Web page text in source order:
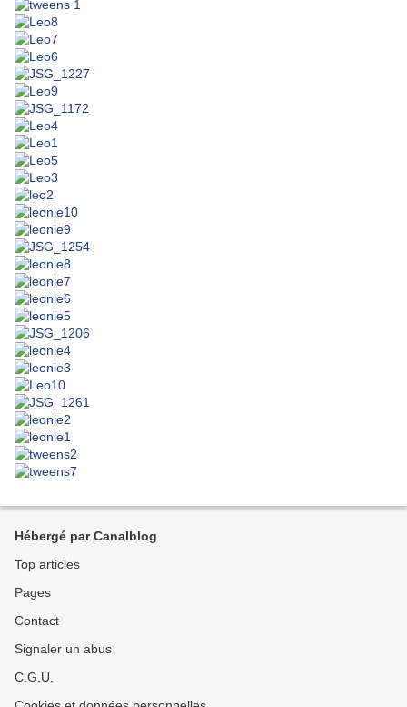
Hébergé par Canalblog
Top articles
Pages
Contact
Signaler un abus
C.G.U.